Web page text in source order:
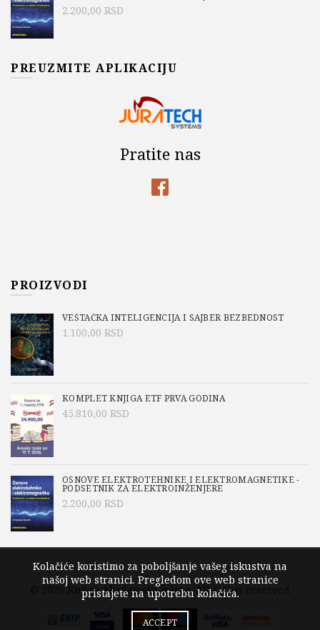
2.200,00 RSD
PREUZMITE APLIKACIJU
Pratite nas
PROIZVODI
VEŠTAČKA INTELIGENCIJA I SAJBER BEZBEDNOST
1.100,00 RSD
KOMPLET KNJIGA ETF PRVA GODINA
45.810,00 RSD
OSNOVE ELEKTROTEHNIKE I ELEKTROMAGNETIKE -
PODSETNIK ZA ELEKTROINŽENJERE
2.200,00 RSD
© 2026 Knjige Akademska misao. All rights reserved
Kolačiće koristimo za poboljšanje vašeg iskustva na
našoj web stranici. Pregledom ove web stranice
pristajete na upotrebu kolačića.
ACCEPT